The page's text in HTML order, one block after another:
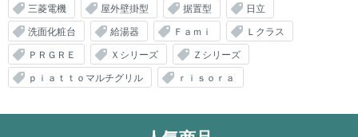
三菱電機
屋外壁掛型 据置型
日立
洗面化粧台
給湯器 Ｆａｍｉ
Ｌクラス
ＰＲＧＲＥ
Ｘシリーズ
Ｚシリーズ
ｐｉａｔｔｏマルチグリル
ｒｉｓｏｒａ